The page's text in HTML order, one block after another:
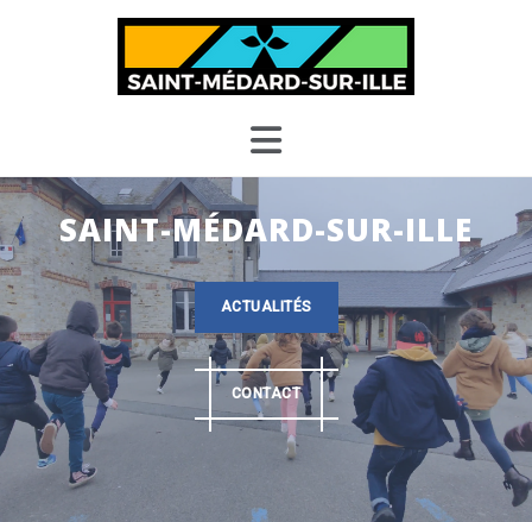
SAINT-MÉDARD-SUR-ILLE
ACTUALITÉS
CONTACT